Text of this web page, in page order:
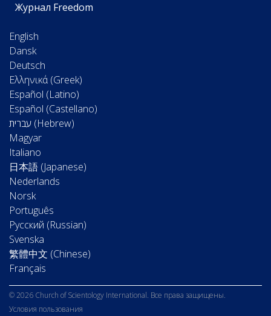
Журнал Freedom
English
Dansk
Deutsch
Ελληνικά (Greek)
Español (Latino)
Español (Castellano)
Magyar
Italiano
日本語 (Japanese)
Nederlands
Norsk
Português
Русский (Russian)
Svenska
繁體中文 (Chinese)
Français
© 2026 Church of Scientology International. Все права защищены.
Условия пользования